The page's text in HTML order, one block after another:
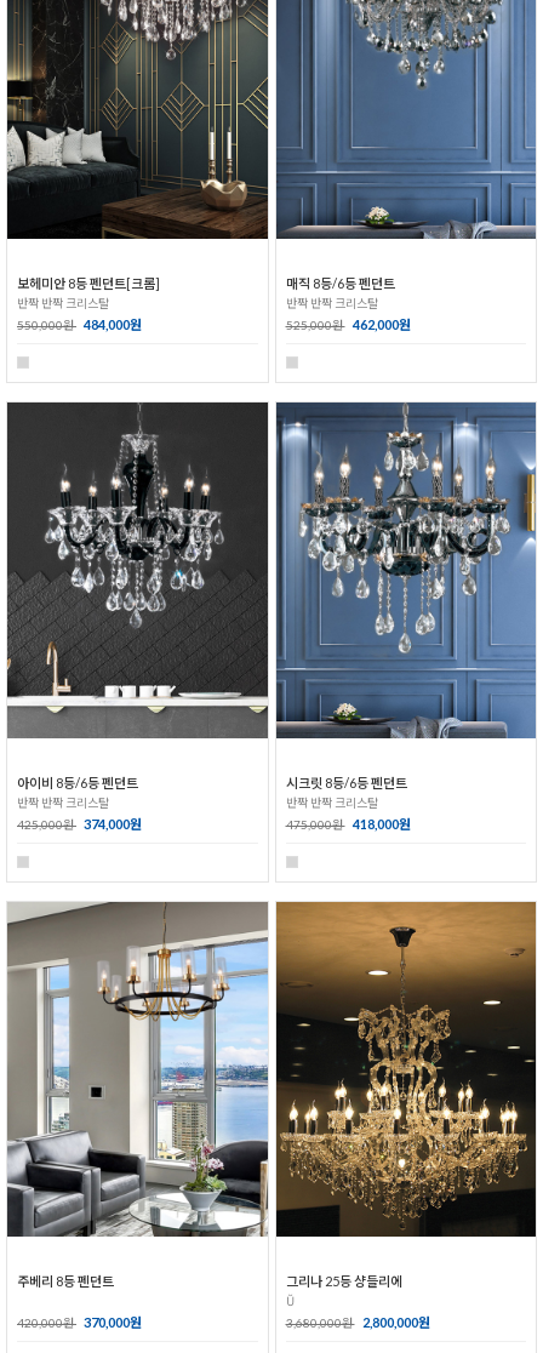
보헤미안 8등 펜던트[크롬]
반짝 반짝 크리스탈
550,000원 484,000원
매직 8등/6등 펜던트
반짝 반짝 크리스탈
525,000원 462,000원
아이비 8등/6등 펜던트
반짝 반짝 크리스탈
425,000원 374,000원
시크릿 8등/6등 펜던트
반짝 반짝 크리스탈
475,000원 418,000원
주베리 8등 펜던트
420,000원 370,000원
그리나 25등 샹들리에
Ŭ
3,680,000원
2,800,000원